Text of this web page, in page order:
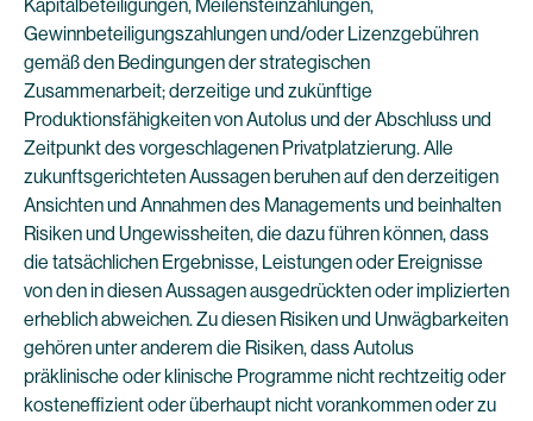
Kapitalbeteiligungen, Meilensteinzahlungen,
Gewinnbeteiligungszahlungen und/oder Lizenzgebühren
gemäß den Bedingungen der strategischen
Zusammenarbeit; derzeitige und zukünftige
Produktionsfähigkeiten von Autolus und der Abschluss und
Zeitpunkt des vorgeschlagenen Privatplatzierung. Alle
zukunftsgerichteten Aussagen beruhen auf den derzeitigen
Ansichten und Annahmen des Managements und beinhalten
Risiken und Ungewissheiten, die dazu führen können, dass
die tatsächlichen Ergebnisse, Leistungen oder Ereignisse
von den in diesen Aussagen ausgedrückten oder implizierten
erheblich abweichen. Zu diesen Risiken und Unwägbarkeiten
gehören unter anderem die Risiken, dass Autolus
präklinische oder klinische Programme nicht rechtzeitig oder
kosteneffizient oder überhaupt nicht vorankommen oder zu